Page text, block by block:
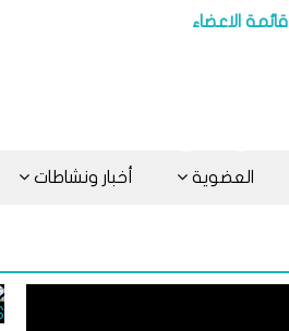
قائمة الاعضاء
العضوية أخبار ونشاطات